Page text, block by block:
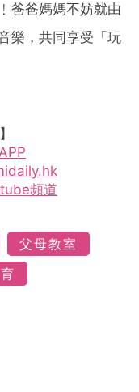
爸爸媽媽不妨就由
樂，共同享受「玩
頻道
父母教室